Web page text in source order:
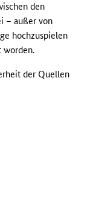
den
– außer von
hochzuspielen
worden.
der Quellen